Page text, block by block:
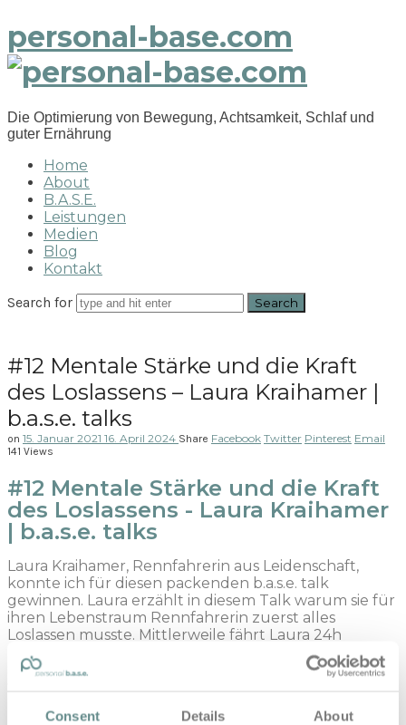
Consent Details About
personal-base.com
Die Optimierung von Bewegung, Achtsamkeit, Schlaf und
guter Ernährung
Home
About
B.A.S.E.
Leistungen
Medien
Blog
Kontakt
Search for
#12 Mentale Stärke und die Kraft
des Loslassens – Laura Kraihamer |
b.a.s.e. talks
on 15. Januar 2021 16. April 2024 Share Facebook Twitter Pinterest Email
141 Views
#12 Mentale Stärke und die Kraft
des Loslassens - Laura Kraihamer
| b.a.s.e. talks
Laura Kraihamer, Rennfahrerin aus Leidenschaft,
konnte ich für diesen packenden b.a.s.e. talk
gewinnen. Laura erzählt in diesem Talk warum sie für
ihren Lebenstraum Rennfahrerin zuerst alles
Loslassen musste. Mittlerweile fährt Laura 24h
Rennen in der grünen Hölle – Nürburgring. Welche
Stärken sie als Frau im Motorsport ausmachen und